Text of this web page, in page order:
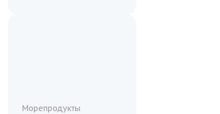
Морепродукты